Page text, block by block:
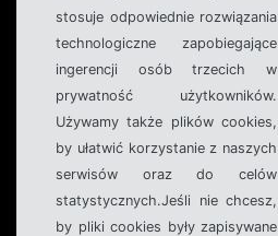
stosuje odpowiednie rozwiązania
technologiczne zapobiegające
ingerencji osób trzecich w
prywatność użytkowników.
Używamy także plików cookies,
by ułatwić korzystanie z naszych
serwisów oraz do celów
statystycznych.Jeśli nie chcesz,
by pliki cookies były zapisywane